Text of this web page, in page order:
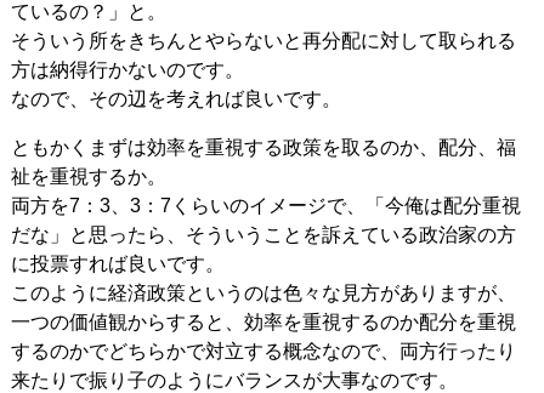
ているの？」と。
そういう所をきちんとやらないと再分配に対して取られる
方は納得行かないのです。
なので、その辺を考えれば良いです。
ともかくまずは効率を重視する政策を取るのか、配分、福
祉を重視するか。
両方を7：3、3：7くらいのイメージで、「今俺は配分重視
だな」と思ったら、そういうことを訴えている政治家の方
に投票すれば良いです。
このように経済政策というのは色々な見方がありますが、
一つの価値観からすると、効率を重視するのか配分を重視
するのかでどちらかで対立する概念なので、両方行ったり
来たりで振り子のようにバランスが大事なのです。